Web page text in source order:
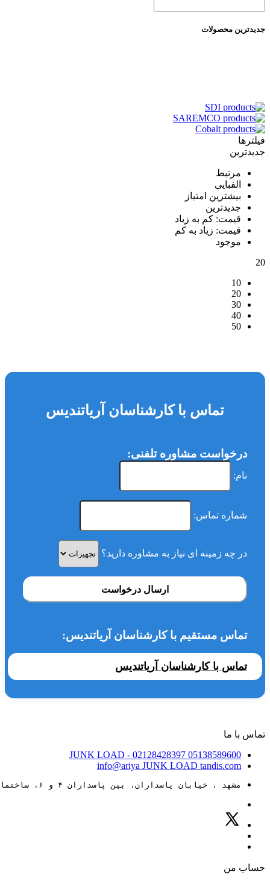
جدیدترین محصولات
فیلترها
جدیدترین
مرتبط
الفبایی
بیشترین امتیاز
جدیدترین
قیمت: کم به زیاد
قیمت: زیاد به کم
موجود
20
10
20
30
40
50
تماس با کارشناسان آریاتندیس
درخواست مشاوره تلفنی:
نام:
شماره تماس:
در چه زمینه ای نیاز به مشاوره دارید؟
ارسال درخواست
تماس مستقیم با کارشناسان آریاتندیس:
تماس با کارشناسان آریاتندیس
تماس با ما
05138589600
JUNK LOAD - 02128428397
info@ariya JUNK LOAD tandis.com
مشهد ، خیابان پاسداران، بین پاسداران ۴ و ۶، ساختمان ۸۸
حساب من